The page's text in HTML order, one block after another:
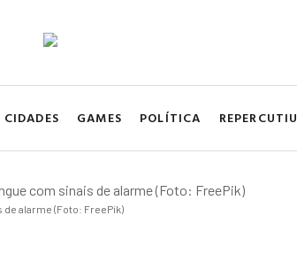
CIDADES GAMES POLÍTICA REPERCUTIU
alarme (Foto: FreePik)